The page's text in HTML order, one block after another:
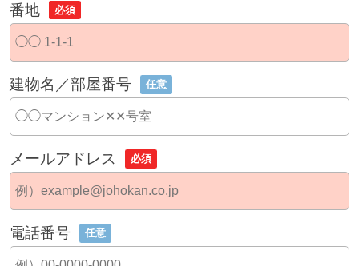
番地 必須
建物名／部屋番号 任意
メールアドレス 必須
電話番号 任意